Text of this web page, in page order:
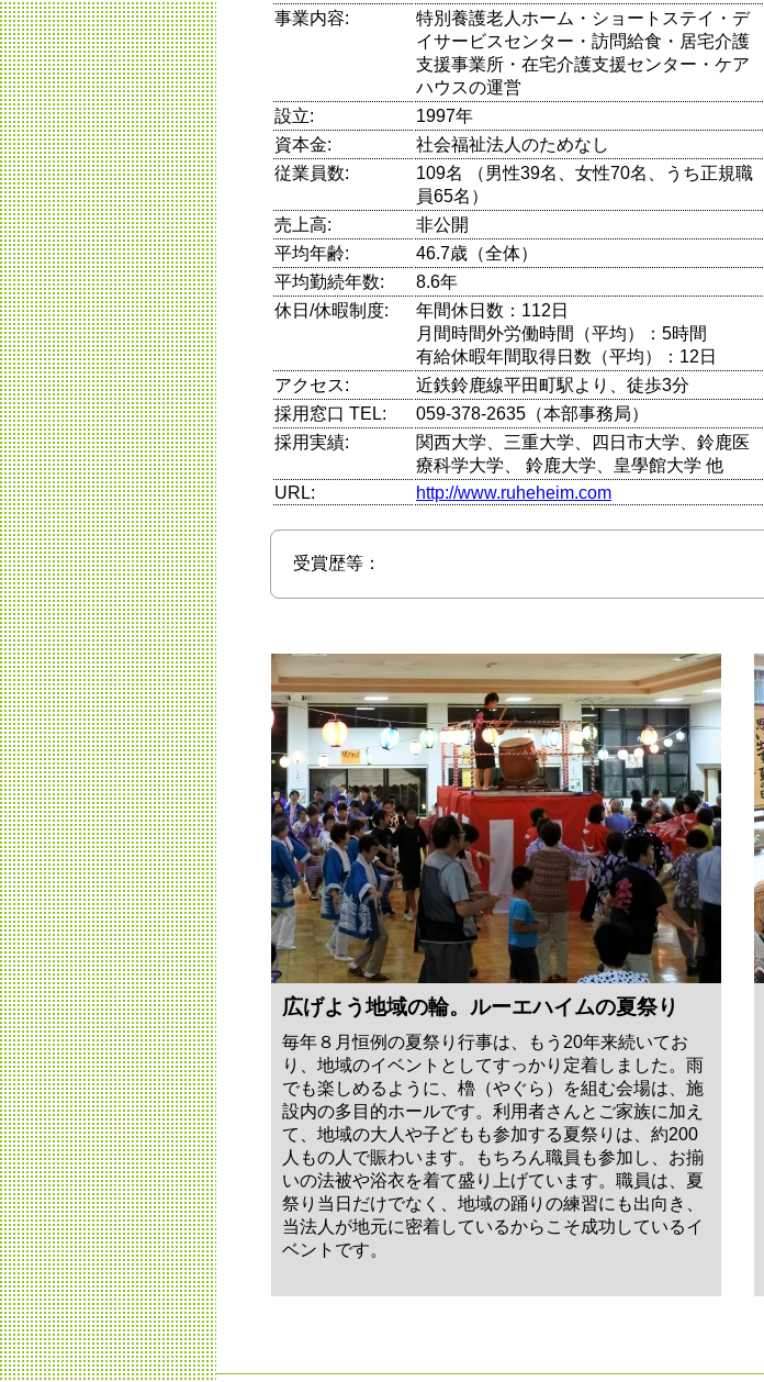
事業内容:
特別養護老人ホーム・ショートステイ・デ
イサービスセンター・訪問給食・居宅介護
支援事業所・在宅介護支援センター・ケア
ハウスの運営
設立:
1997年
資本金:
社会福祉法人のためなし
従業員数:
109名 （男性39名、女性70名、うち正規職
員65名）
売上高:
非公開
平均年齢:
46.7歳（全体）
平均勤続年数:
8.6年
休日/休暇制度:
年間休日数：112日
月間時間外労働時間（平均）：5時間
有給休暇年間取得日数（平均）：12日
アクセス:
近鉄鈴鹿線平田町駅より、徒歩3分
採用窓口 TEL:
059-378-2635（本部事務局）
採用実績:
関西大学、三重大学、四日市大学、鈴鹿医
療科学大学、 鈴鹿大学、皇學館大学 他
URL:
http://www.ruheheim.com
受賞歴等：
広げよう地域の輪。ルーエハイムの夏祭り
毎年８月恒例の夏祭り行事は、もう20年来続いてお
り、地域のイベントとしてすっかり定着しました。雨
でも楽しめるように、櫓（やぐら）を組む会場は、施
設内の多目的ホールです。利用者さんとご家族に加え
て、地域の大人や子どもも参加する夏祭りは、約200
人もの人で賑わいます。もちろん職員も参加し、お揃
いの法被や浴衣を着て盛り上げています。職員は、夏
祭り当日だけでなく、地域の踊りの練習にも出向き、
当法人が地元に密着しているからこそ成功しているイ
ベントです。